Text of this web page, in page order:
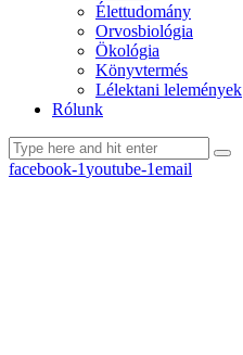
Élettudomány
Orvosbiológia
Ökológia
Könyvtermés
Lélektani lelemények
Rólunk
facebook-1youtube-1email